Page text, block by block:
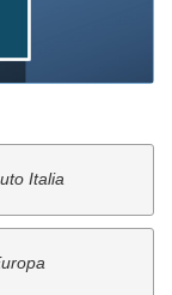
Italia